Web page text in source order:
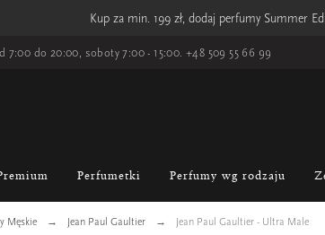
Kup za min. 199 zł, dodaj perfumy Summer
7:00 do 20:00, soboty 7:00 - 15:00. +48 509 55 66 99
Perfumetki Perfumy wg rodzaju
Męskie Jean Paul Gaultier Jean Paul Gaultier - Ultra Male